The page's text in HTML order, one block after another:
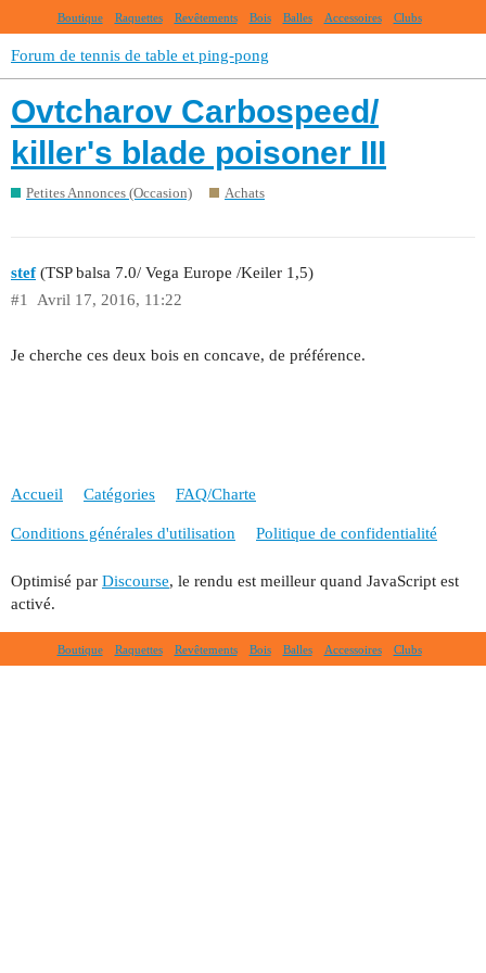
Boutique Raquettes Revêtements Bois Balles Accessoires Clubs
Forum de tennis de table et ping-pong
Ovtcharov Carbospeed/
killer's blade poisoner III
Petites Annonces (Occasion) Achats
stef(TSP balsa 7.0/ Vega Europe /Keiler 1,5)
Avril 17, 2016, 11:22
#1
Je cherche ces deux bois en concave, de préférence.
Accueil Catégories FAQ/Charte
Conditions générales d'utilisation Politique de confidentialité
Optimisé par Discourse, le rendu est meilleur quand JavaScript est
activé.
Boutique Raquettes Revêtements Bois Balles Accessoires Clubs